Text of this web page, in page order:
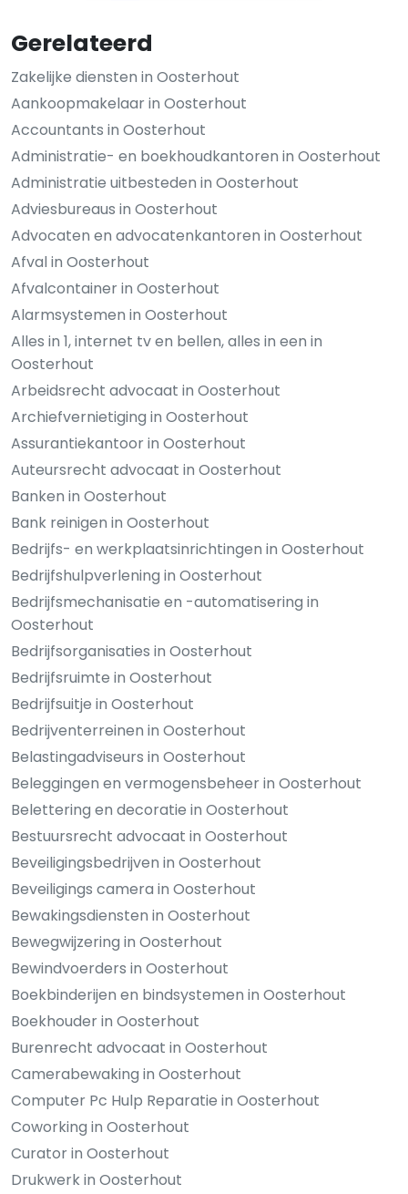
Gerelateerd
Zakelijke diensten in Oosterhout
Aankoopmakelaar in Oosterhout
Accountants in Oosterhout
Administratie- en boekhoudkantoren in Oosterhout
Administratie uitbesteden in Oosterhout
Adviesbureaus in Oosterhout
Advocaten en advocatenkantoren in Oosterhout
Afval in Oosterhout
Afvalcontainer in Oosterhout
Alarmsystemen in Oosterhout
Alles in 1, internet tv en bellen, alles in een in
Oosterhout
Arbeidsrecht advocaat in Oosterhout
Archiefvernietiging in Oosterhout
Assurantiekantoor in Oosterhout
Auteursrecht advocaat in Oosterhout
Banken in Oosterhout
Bank reinigen in Oosterhout
Bedrijfs- en werkplaatsinrichtingen in Oosterhout
Bedrijfshulpverlening in Oosterhout
Bedrijfsmechanisatie en -automatisering in
Oosterhout
Bedrijfsorganisaties in Oosterhout
Bedrijfsruimte in Oosterhout
Bedrijfsuitje in Oosterhout
Bedrijventerreinen in Oosterhout
Belastingadviseurs in Oosterhout
Beleggingen en vermogensbeheer in Oosterhout
Belettering en decoratie in Oosterhout
Bestuursrecht advocaat in Oosterhout
Beveiligingsbedrijven in Oosterhout
Beveiligings camera in Oosterhout
Bewakingsdiensten in Oosterhout
Bewegwijzering in Oosterhout
Bewindvoerders in Oosterhout
Boekbinderijen en bindsystemen in Oosterhout
Boekhouder in Oosterhout
Burenrecht advocaat in Oosterhout
Camerabewaking in Oosterhout
Computer Pc Hulp Reparatie in Oosterhout
Coworking in Oosterhout
Curator in Oosterhout
Drukwerk in Oosterhout